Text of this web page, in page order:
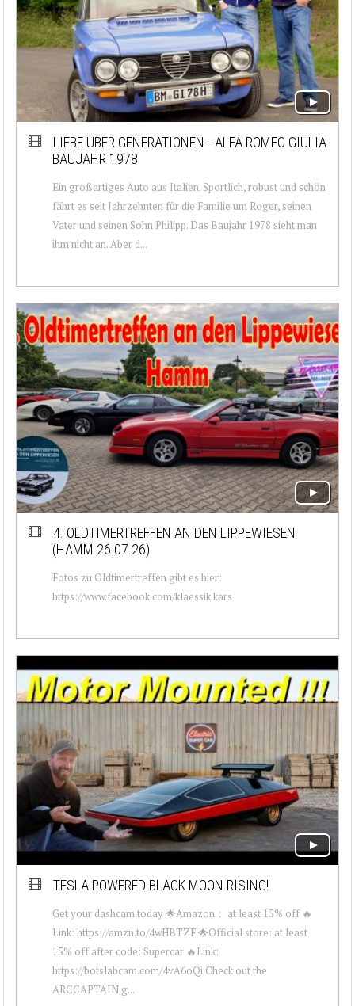
LIEBE ÜBER GENERATIONEN - ALFA ROMEO GIULIA
BAUJAHR 1978
Ein großartiges Auto aus Italien. Sportlich, robust und schön
fährt es seit Jahrzehnten für die Familie um Roger, seinen
Vater und seinen Sohn Philipp. Das Baujahr 1978 sieht man
ihm nicht an. Aber d...
4. OLDTIMERTREFFEN AN DEN LIPPEWIESEN
(HAMM 26.07.26)
Fotos zu Oldtimertreffen gibt es hier:
https://www.facebook.com/klaessik.kars
TESLA POWERED BLACK MOON RISING!
Get your dashcam today 🌟Amazon： at least 15% off 🔥
Link: https://amzn.to/4wHBTZF 🌟Official store: at least
15% off after code: Supercar 🔥Link:
https://botslabcam.com/4vA6oQi Check out the
ARCCAPTAIN g...